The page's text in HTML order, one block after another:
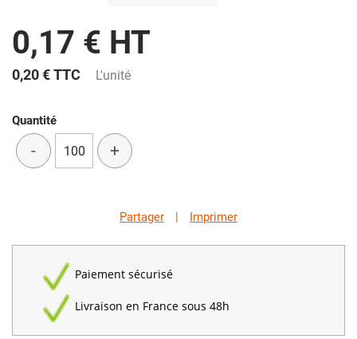
0,17 € HT
0,20 €TTC L'unité
Quantité
- +
Partager | Imprimer
Paiement sécurisé
Livraison en France sous 48h